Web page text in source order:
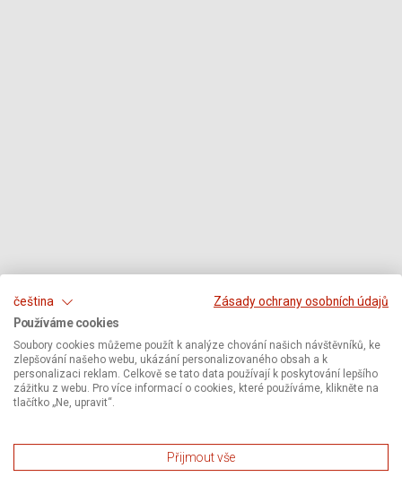
čeština
Zásady ochrany osobních údajů
Používáme cookies
Soubory cookies můžeme použít k analýze chování našich návštěvníků, ke
zlepšování našeho webu, ukázání personalizovaného obsah a k
personalizaci reklam. Celkově se tato data používají k poskytování lepšího
zážitku z webu. Pro více informací o cookies, které používáme, klikněte na
tlačítko „Ne, upravit“.
Přijmout vše